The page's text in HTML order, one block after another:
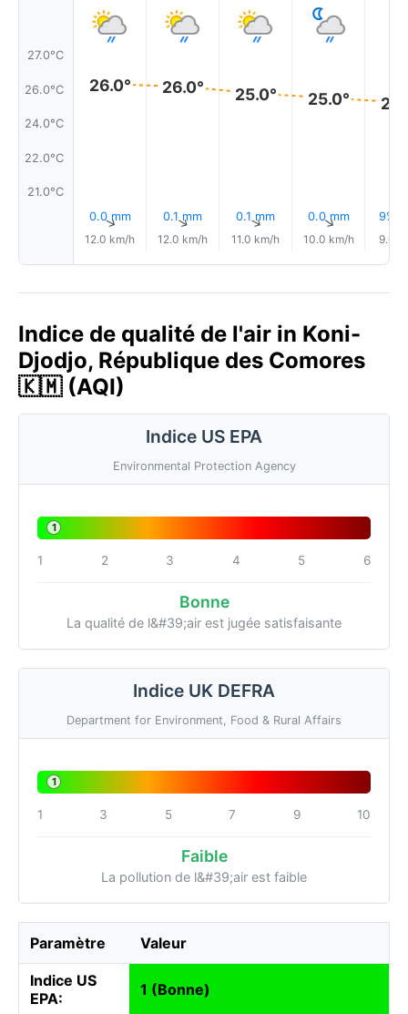
27.0°C
26.0°C
24.0°C
22.0°C
21.0°C
26.0°
0.0 mm
↑
12.0 km/h
26.0°
0.1 mm
↑
12.0 km/h
25.0°
0.1 mm
↑
11.0 km/h
25.0°
0.0 mm
↑
10.0 km/h
9%
9.0
Indice de qualité de l'air in Koni-
Djodjo, République des Comores
🇰🇲 (AQI)
Indice US EPA
Environmental Protection Agency
1
1 2 3 4 5 6
Bonne
La qualité de l&#39;air est jugée satisfaisante
Indice UK DEFRA
Department for Environment, Food & Rural Affairs
1
1 3 5 7 9 10
Faible
La pollution de l&#39;air est faible
Paramètre Valeur
Indice US
EPA:
1 (Bonne)